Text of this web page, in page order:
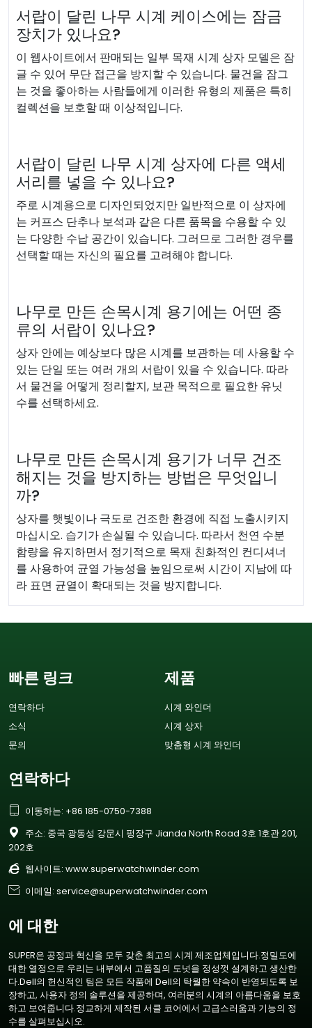
서랍이 달린 나무 시계 케이스에는 잠금
장치가 있나요?
이 웹사이트에서 판매되는 일부 목재 시계 상자 모델은 잠
글 수 있어 무단 접근을 방지할 수 있습니다. 물건을 잠그
는 것을 좋아하는 사람들에게 이러한 유형의 제품은 특히
컬렉션을 보호할 때 이상적입니다.
서랍이 달린 나무 시계 상자에 다른 액세
서리를 넣을 수 있나요?
주로 시계용으로 디자인되었지만 일반적으로 이 상자에
는 커프스 단추나 보석과 같은 다른 품목을 수용할 수 있
는 다양한 수납 공간이 있습니다. 그러므로 그러한 경우를
선택할 때는 자신의 필요를 고려해야 합니다.
나무로 만든 손목시계 용기에는 어떤 종
류의 서랍이 있나요?
상자 안에는 예상보다 많은 시계를 보관하는 데 사용할 수
있는 단일 또는 여러 개의 서랍이 있을 수 있습니다. 따라
서 물건을 어떻게 정리할지, 보관 목적으로 필요한 유닛
수를 선택하세요.
나무로 만든 손목시계 용기가 너무 건조
해지는 것을 방지하는 방법은 무엇입니
까?
상자를 햇빛이나 극도로 건조한 환경에 직접 노출시키지
마십시오. 습기가 손실될 수 있습니다. 따라서 천연 수분
함량을 유지하면서 정기적으로 목재 친화적인 컨디셔너
를 사용하여 균열 가능성을 높임으로써 시간이 지남에 따
라 표면 균열이 확대되는 것을 방지합니다.
빠른 링크
연락하다
소식
문의
제품
시계 와인더
시계 상자
맞춤형 시계 와인더
연락하다
 이동하는: +86 185-0750-7388

주소: 중국 광동성 강문시 펑장구 Jianda North Road 3호 1호관 201,
202호
 웹사이트: www.superwatchwinder.com
 이메일: service@superwatchwinder.com
에 대한
SUPER은 공정과 혁신을 모두 갖춘 최고의 시계 제조업체입니다.정밀도에
대한 열정으로 우리는 내부에서 고품질의 도넛을 정성껏 설계하고 생산한
다.Dell의 헌신적인 팀은 모든 작품에 Dell의 탁월한 약속이 반영되도록 보
장하고, 사용자 정의 솔루션을 제공하며, 여러분의 시계의 아름다움을 보호
하고 보여줍니다.정교하게 제작된 서클 코어에서 고급스러움과 기능의 정
수를 살펴보십시오.